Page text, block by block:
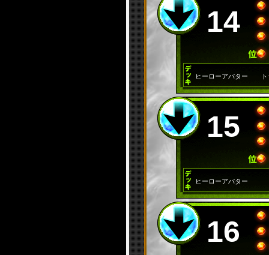
14
ヒーローアバター
15
ヒーローアバター
16